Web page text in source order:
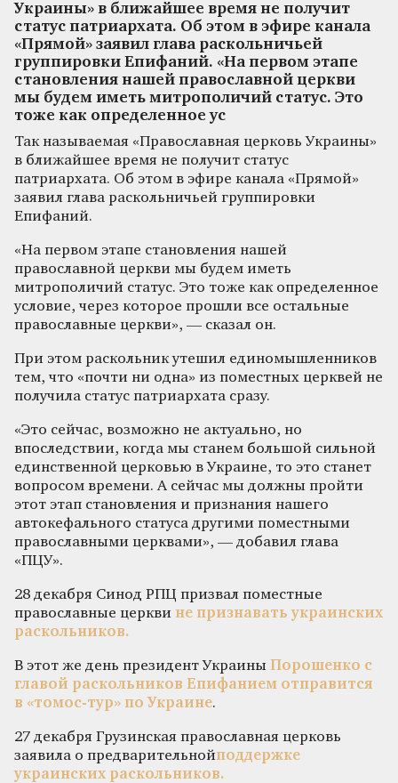
Украины» в ближайшее время не получит
статус патриархата. Об этом в эфире канала
«Прямой» заявил глава раскольничьей
группировки Епифаний. «На первом этапе
становления нашей православной церкви
мы будем иметь митрополичий статус. Это
тоже как определенное ус
Так называемая «Православная церковь Украины»
в ближайшее время не получит статус
патриархата. Об этом в эфире канала «Прямой»
заявил глава раскольничьей группировки
Епифаний.
«На первом этапе становления нашей
православной церкви мы будем иметь
митрополичий статус. Это тоже как определенное
условие, через которое прошли все остальные
православные церкви», — сказал он.
При этом раскольник утешил единомышленников
тем, что «почти ни одна» из поместных церквей не
получила статус патриархата сразу.
«Это сейчас, возможно не актуально, но
впоследствии, когда мы станем большой сильной
единственной церковью в Украине, то это станет
вопросом времени. А сейчас мы должны пройти
этот этап становления и признания нашего
автокефального статуса другими поместными
православными церквами», — добавил глава
«ПЦУ».
28 декабря Синод РПЦ призвал поместные
православные церкви не признавать украинских
раскольников.
В этот же день президент Украины Порошенко с
главой раскольников Епифанием отправится
в «томос-тур» по Украине.
27 декабря Грузинская православная церковь
заявила о предварительнойподдержке
украинских раскольников.